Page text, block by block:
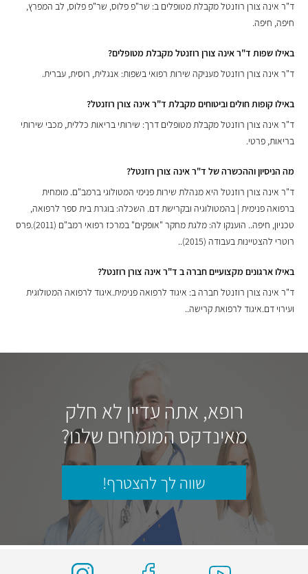
ד"ר אינה צורן רוזנטל מקבלת מטופלים ב: שר"פ פלוס, שר"פ פלוס, לב המפרץ,
חיפה, חיפה.
באילו שפות ד"ר אינה צורן רוזנטל מקבלת מטופלים?
ד"ר אינה צורן רוזנטל מעניקה שירות רפואי בשפות: אנגלית, רוסית, עברית.
באילו קופות חולים וביטוחים מקבלת ד"ר אינה צורן רוזנטל?
ד"ר אינה צורן רוזנטל מקבלת מטופלים דרך: שירותי בריאות כללית, מכבי שירותי
בריאות, פרטי.
מה הניסיון וההכשרה של ד"ר אינה צורן רוזנטל?
ד"ר אינה צורן רוזנטל היא מנהלת שירות פנימי המטולוגי ברמב"ם. מומחית
ברפואה פנימית | בהמטולוגיה ובקרישת דם. השכלה: בוגרת בית ספר לרפואה,
טכניון, חיפה.. הוענקו לה: מלגת מחקר "אופקים" במרכז רפואי רמב"ם (2011).פרס
רוטרי להצטיינות בעבודה (2015)..
באילו ארגונים מקצועיים חברה ב ד"ר אינה צורן רוזנטל?
ד"ר אינה צורן רוזנטל חברה ב: איגוד לרפואה פנימית.איגוד לרפואה המטולוגית
ועירוי דם.איגוד לרפואת קרישה..
רופא, אתה עדיין לא חלק
מאינדקס המומחים שלנו?
שווה לך להצטרף!